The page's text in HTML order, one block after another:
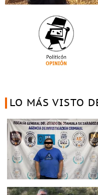
LO MÁS VISTO